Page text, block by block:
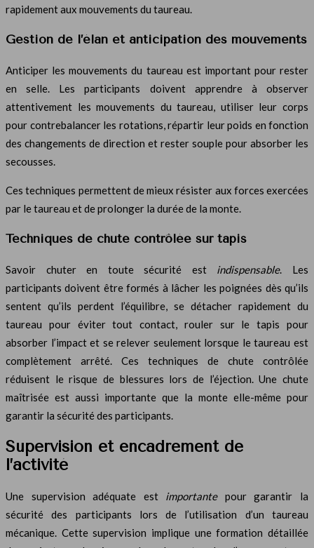
rapidement aux mouvements du taureau.
Gestion de l’élan et anticipation des mouvements
Anticiper les mouvements du taureau est important pour rester
en selle. Les participants doivent apprendre à observer
attentivement les mouvements du taureau, utiliser leur corps
pour contrebalancer les rotations, répartir leur poids en fonction
des changements de direction et rester souple pour absorber les
secousses.
Ces techniques permettent de mieux résister aux forces exercées
par le taureau et de prolonger la durée de la monte.
Techniques de chute contrôlée sur tapis
Savoir chuter en toute sécurité est indispensable. Les
participants doivent être formés à lâcher les poignées dès qu’ils
sentent qu’ils perdent l’équilibre, se détacher rapidement du
taureau pour éviter tout contact, rouler sur le tapis pour
absorber l’impact et se relever seulement lorsque le taureau est
complètement arrêté. Ces techniques de chute contrôlée
réduisent le risque de blessures lors de l’éjection. Une chute
maîtrisée est aussi importante que la monte elle-même pour
garantir la sécurité des participants.
Supervision et encadrement de
l’activité
Une supervision adéquate est importante pour garantir la
sécurité des participants lors de l’utilisation d’un taureau
mécanique. Cette supervision implique une formation détaillée